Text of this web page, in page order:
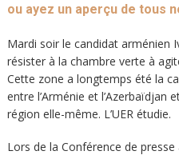
ou ayez un aperçu de tous
Mardi soir le candidat arménien
résister à la chambre verte à
Cette zone a longtemps été la
entre l’Arménie et l’Azerbaïdjan
région elle-même. L’UER étudie.
Lors de la Conférence de